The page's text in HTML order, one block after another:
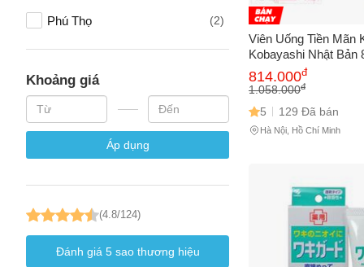
Phú Thọ (2)
An Giang (1)
Lâm Đồng
Thái Nguyên
Trà Vinh (1)
Khoảng giá
Áp dụng
(4.8/124)
Đánh giá 5sao thương hiệu
Viên Uống Tiền Mãn
Kobayashi Nhật Bản
Trợ Phụ Nữ Giai
Kinh, Cải Thiện Sức
814.000đ
1.058.000đ
5 129 Đã bán
Hà Nội, Hồ Chí Minh